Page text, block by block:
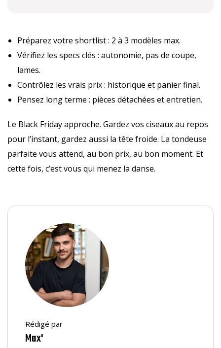
Préparez votre shortlist : 2 à 3 modèles max.
Vérifiez les specs clés : autonomie, pas de coupe,
lames.
Contrôlez les vrais prix : historique et panier final.
Pensez long terme : pièces détachées et entretien.
Le Black Friday approche. Gardez vos ciseaux au repos
pour l’instant, gardez aussi la tête froide. La tondeuse
parfaite vous attend, au bon prix, au bon moment. Et
cette fois, c’est vous qui menez la danse.
Rédigé par
Max'